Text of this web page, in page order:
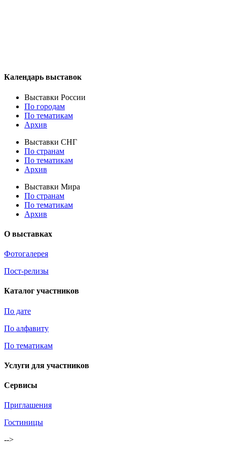
Календарь выставок
Выставки России
По городам
По тематикам
Архив
Выставки СНГ
По странам
По тематикам
Архив
Выставки Мира
По странам
По тематикам
Архив
О выставках
Фотогалерея
Пост-релизы
Каталог участников
По дате
По алфавиту
По тематикам
Услуги для участников
Сервисы
Приглашения
Гостиницы
-->